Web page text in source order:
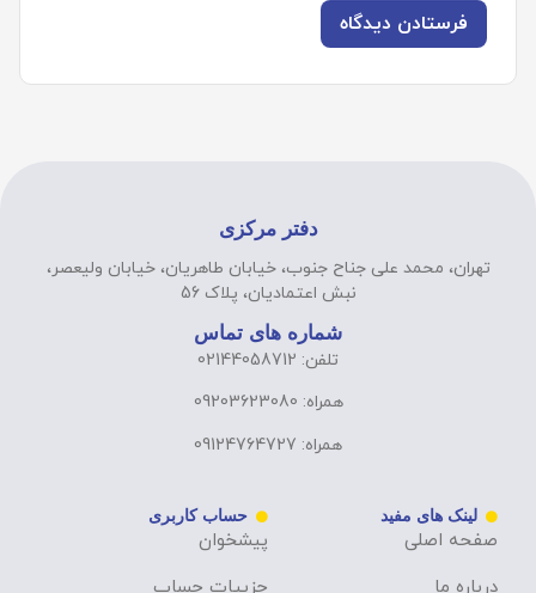
دفتر مرکزی
تهران، محمد علی جناح جنوب، خیابان طاهریان، خیابان ولیعصر،
نبش اعتمادیان، پلاک 56
شماره های تماس
تلفن: 02144058712
همراه: 09203623080
همراه: 09124764727
لینک های مفید
صفحه اصلی
درباره ما
حساب کاربری
پیشخوان
جزییات حساب